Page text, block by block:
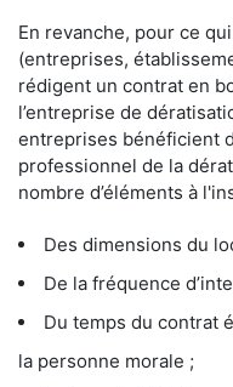
En revanche, pour ce
(entreprises,
rédigent un contrat en
l’entreprise de
entreprises bénéficient
professionnel de la
nombre d’éléments à
Des dimensions du
De la fréquence
Du temps du contrat
la personne morale ;